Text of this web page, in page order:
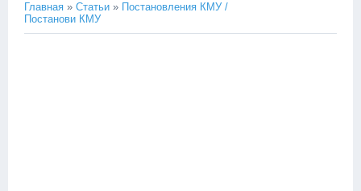
Главная » Статьи » Постановления КМУ /
Постанови КМУ